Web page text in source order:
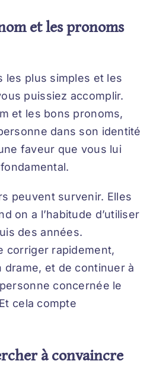
et les pronoms
les plus simples et les
puissiez accomplir.
et les bons pronoms,
dans son identité
faveur que vous lui
peuvent survenir. Elles
on a l’habitude d’utiliser
des années.
corriger rapidement,
drame, et de continuer à
concernée le
cela compte
à convaincre